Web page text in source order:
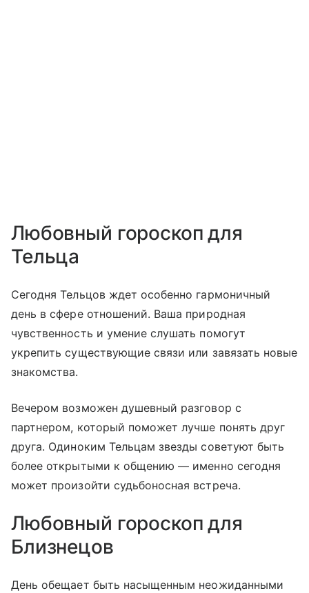
Любовный гороскоп для
Тельца
Сегодня Тельцов ждет особенно гармоничный
день в сфере отношений. Ваша природная
чувственность и умение слушать помогут
укрепить существующие связи или завязать новые
знакомства.
Вечером возможен душевный разговор с
партнером, который поможет лучше понять друг
друга. Одиноким Тельцам звезды советуют быть
более открытыми к общению — именно сегодня
может произойти судьбоносная встреча.
Любовный гороскоп для
Близнецов
День обещает быть насыщенным неожиданными